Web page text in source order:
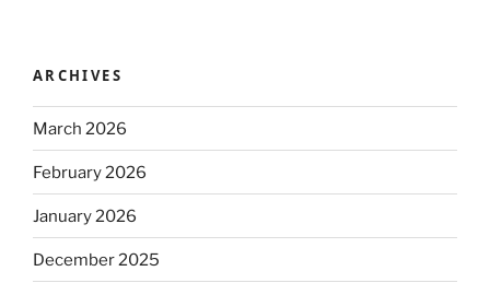
ARCHIVES
March 2026
February 2026
January 2026
December 2025